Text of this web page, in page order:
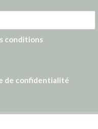
conditions
de confidentialité